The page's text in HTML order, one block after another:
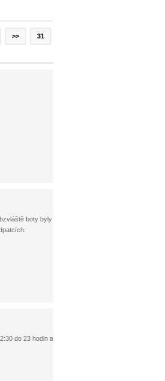
>> 31
boty byly
do 23 hodin a